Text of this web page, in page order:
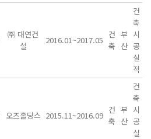
㈜ 대연건
설
2016.01~2017.05
건
축
부
산
건
축
시
공
실
적
오즈홀딩스 2015.11~2016.09
건
축
부
산
건
축
시
공
실